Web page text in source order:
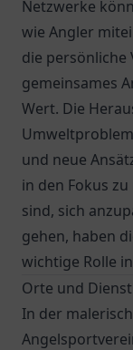
Netzwerke
wie Angler
die persönliche
gemeinsames
Wert. Die
und neue
in den Fokus
sind, sich
gehen, haben
wichtige Rolle
Orte und
In der